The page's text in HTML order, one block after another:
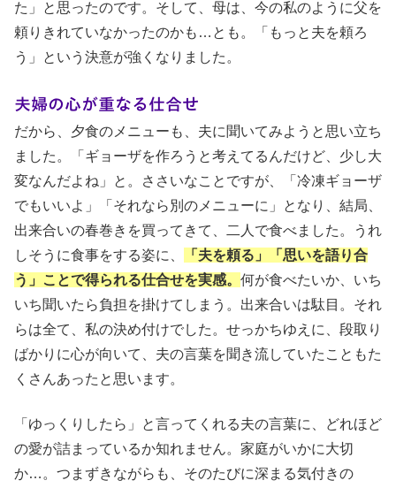
た」と思ったのです。そして、母は、今の私のように父を
頼りきれていなかったのかも…とも。「もっと夫を頼ろ
う」という決意が強くなりました。
夫婦の心が重なる仕合せ
だから、夕食のメニューも、夫に聞いてみようと思い立ち
ました。「ギョーザを作ろうと考えてるんだけど、少し大
変なんだよね」と。ささいなことですが、「冷凍ギョーザ
でもいいよ」「それなら別のメニューに」となり、結局、
出来合いの春巻きを買ってきて、二人で食べました。うれ
しそうに食事をする姿に、
「夫を頼る」「思いを語り合
う」ことで得られる仕合せを実感。 何が食べたいか、いち
いち聞いたら負担を掛けてしまう。出来合いは駄目。それ
らは全て、私の決め付けでした。せっかちゆえに、段取り
ばかりに心が向いて、夫の言葉を聞き流していたこともた
くさんあったと思います。
「ゆっくりしたら」と言ってくれる夫の言葉に、どれほど
の愛が詰まっているか知れません。家庭がいかに大切
か…。つまずきながらも、そのたびに深まる気付きの